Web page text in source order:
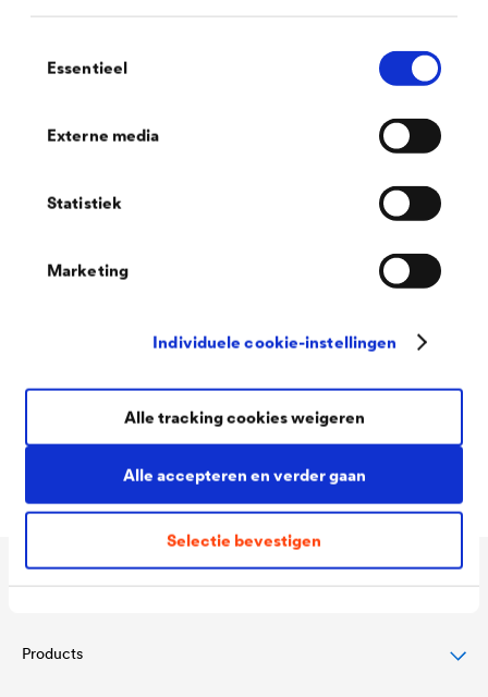
Essentieel
Externe media
Statistiek
Marketing
Individuele cookie-instellingen
Alle accepteren en verder gaan
Selectie bevestigen
Alle tracking cookies weigeren
Discover even more system
There are plenty of other product areas to discover with us. The
Application
Bescherming van hellende daken
Products